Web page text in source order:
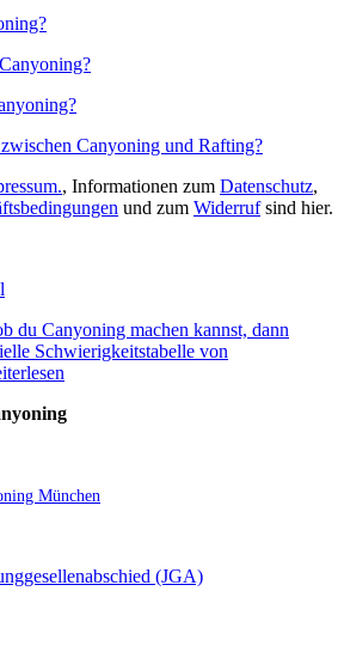
Canyoning und Rafting?
, Informationen zum Datenschutz,
und zum Widerrufsind hier.
du Canyoning machen kannst, dann
Schwierigkeitstabelle von
München
(JGA)